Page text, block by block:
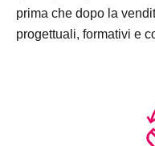
prima che dopo la
progettuali, formativi e